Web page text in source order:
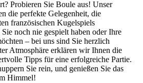
Probieren Sie Boule aus! Unser
die perfekte Gelegenheit, die
französischen Kugelspiels
noch nie gespielt haben oder Ihre
– bei uns sind Sie herzlich
Atmosphäre erklären wir Ihnen die
Tipps für eine erfolgreiche Partie.
Sie rein, und genießen Sie das
Himmel!